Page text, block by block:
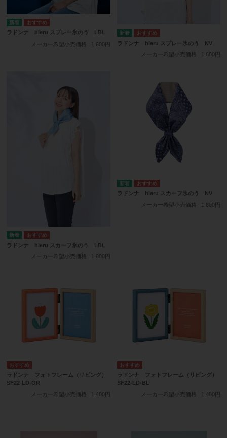
ラドンナ hieru スプレー氷のう LBL
メーカー希望小売価格
1,600円
ラドンナ hieru スプレー氷のう NV
メーカー希望小売価格
1,600円
ラドンナ hieru スカーフ氷のう LBL
メーカー希望小売価格
1,800円
ラドンナ hieru スカーフ氷のう NV
メーカー希望小売価格
1,800円
ラドンナ フォトフレーム（リビング）
SF22-LD-OR
メーカー希望小売価格
1,400円
ラドンナ フォトフレーム（リビング）
SF22-LD-BL
メーカー希望小売価格
1,400円